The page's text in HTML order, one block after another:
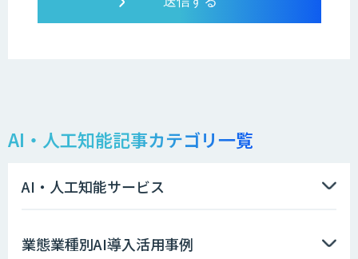
AI・人工知能記事カテゴリ一覧
AI・人工知能サービス
業態業種別AI導入活用事例